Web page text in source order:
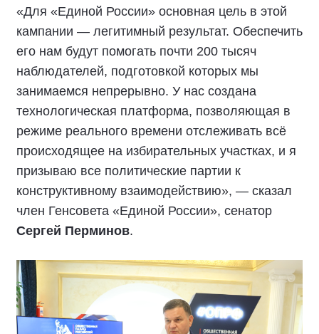
«Для «Единой России» основная цель в этой
кампании — легитимный результат. Обеспечить
его нам будут помогать почти 200 тысяч
наблюдателей, подготовкой которых мы
занимаемся непрерывно. У нас создана
технологическая платформа, позволяющая в
режиме реального времени отслеживать всё
происходящее на избирательных участках, и я
призываю все политические партии к
конструктивному взаимодействию», — сказал
член Генсовета «Единой России», сенатор
Сергей Перминов.